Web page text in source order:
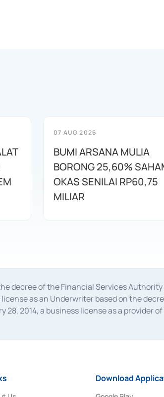
07 AUG 2026
BUMI ARSANA MULIA
BORONG 25,60%
OKAS SENILAI RP60,75
MILIAR
decree of the Financial Services
as an Underwriter based on the
28, 2014, a business license as a provider
Number S-67/PM.21/2014 dated
Download